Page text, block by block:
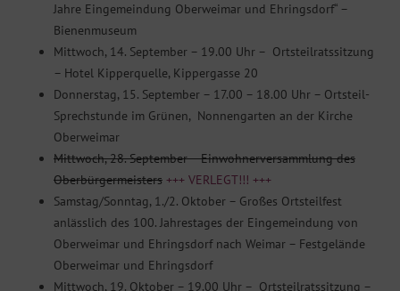
Jahre Eingemeindung Oberweimar und Ehringsdorf“ –
Bienenmuseum
Mittwoch, 14. September – 19.00 Uhr – Ortsteilratssitzung
– Hotel Kipperquelle, Kippergasse 20
Donnerstag, 15. September – 17.00 – 18.00 Uhr – Ortsteil-
Sprechstunde im Grünen, Nonnengarten an der Kirche
Oberweimar
Mittwoch, 28. September – Einwohnerversammlung des
Oberbürgermeisters +++ VERLEGT!!! +++
Samstag/Sonntag, 1./2. Oktober – Großes Ortsteilfest
anlässlich des 100. Jahrestages der Eingemeindung von
Oberweimar und Ehringsdorf nach Weimar – Festgelände
Oberweimar und Ehringsdorf
Mittwoch, 19. Oktober – 19.00 Uhr – Ortsteilratssitzung –